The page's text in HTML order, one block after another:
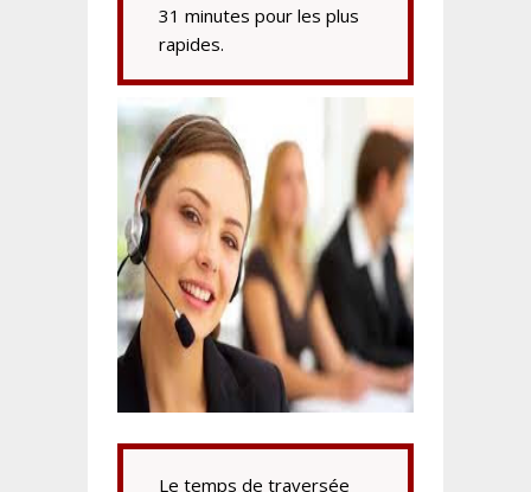
31 minutes pour les plus
rapides.
Le temps de traversée